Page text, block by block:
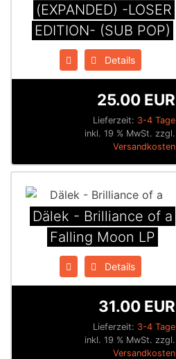
(EXPANDED) -LOSER
EDITION- (SUB POP)
Details
Lieferzeit: 3-4 Tage
25.00 EUR
inkl. 19 % MwSt. zzgl.
Versandkosten
Dälek - Brilliance of a
Falling Moon LP
Details
Lieferzeit: 3-4 Tage
31.00 EUR
inkl. 19 % MwSt. zzgl.
Versandkosten